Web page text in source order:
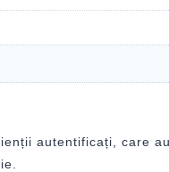
autentificați, care